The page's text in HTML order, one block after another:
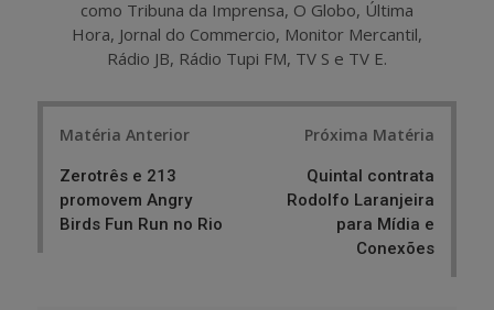
como Tribuna da Imprensa, O Globo, Última
Hora, Jornal do Commercio, Monitor Mercantil,
Rádio JB, Rádio Tupi FM, TV S e TV E.
Matéria Anterior
Zerotrês e 213
promovem Angry
Birds Fun Run no Rio
Próxima Matéria
Quintal contrata
Rodolfo Laranjeira
para Mídia e
Conexões